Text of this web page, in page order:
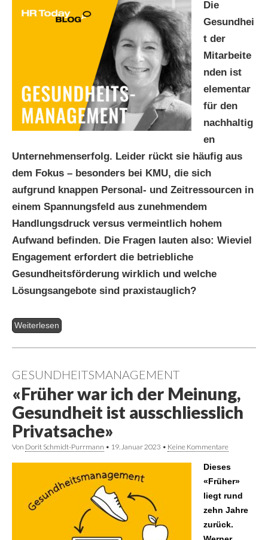
Die
Gesundhei
t der
Mitarbeite
nden ist
elementar
für den
nachhaltig
en
Unternehmenserfolg. Leider rückt sie häufig aus
dem Fokus – besonders bei KMU, die sich
aufgrund knappen Personal- und Zeitressourcen in
einem Spannungsfeld aus zunehmendem
Handlungsdruck versus vermeintlich hohem
Aufwand befinden. Die Fragen lauten also: Wieviel
Engagement erfordert die betriebliche
Gesundheitsförderung wirklich und welche
Lösungsangebote sind praxistauglich?
Weiterlesen
GESUNDHEITSMANAGEMENT
«Früher war ich der Meinung,
Gesundheit ist ausschliesslich
Privatsache»
Von Dorit Schmidt-Purrmann • 19. Januar 2023 • Keine Kommentare
Dieses
«Früher»
liegt rund
zehn Jahre
zurück.